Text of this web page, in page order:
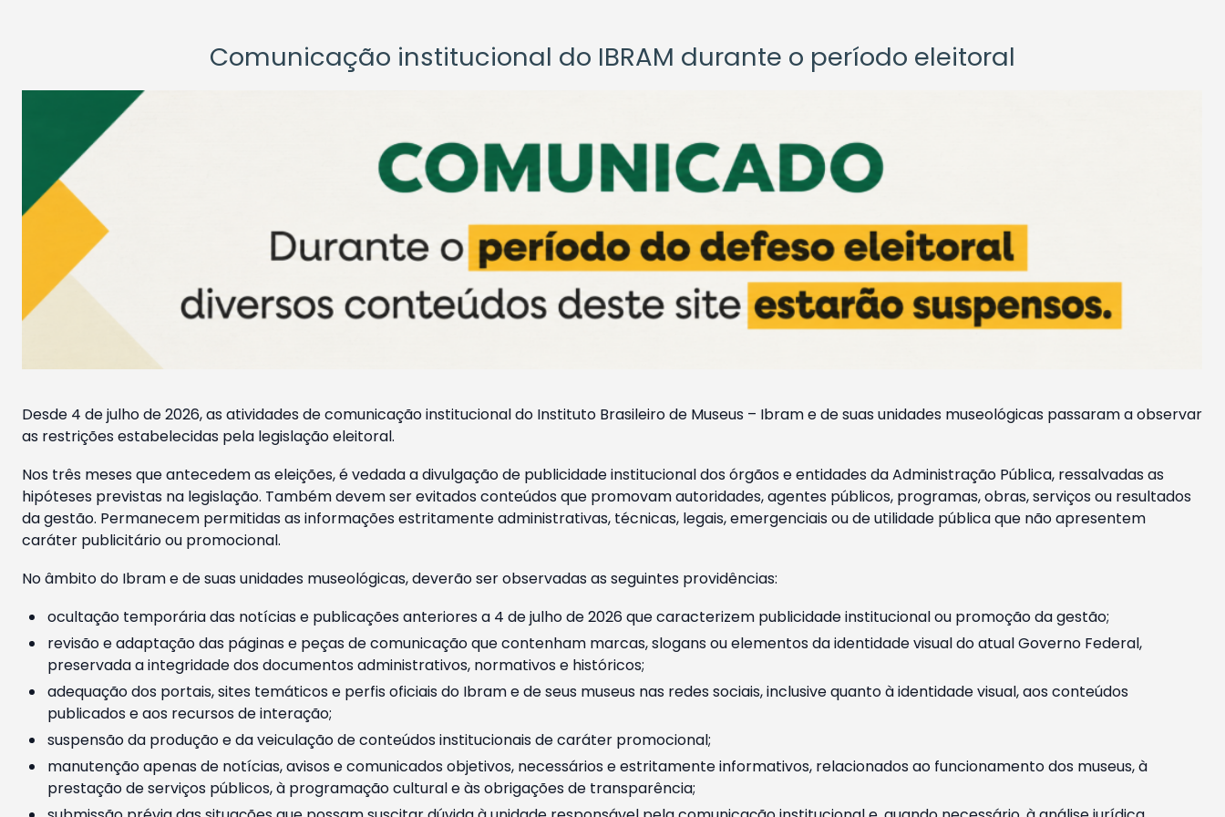
Comunicação institucional do IBRAM durante o período eleitoral
Desde 4 de julho de 2026, as atividades de comunicação institucional do Instituto Brasileiro de Museus – Ibram e de suas unidades museológicas passaram a observar
as restrições estabelecidas pela legislação eleitoral.
Nos três meses que antecedem as eleições, é vedada a divulgação de publicidade institucional dos órgãos e entidades da Administração Pública, ressalvadas as
hipóteses previstas na legislação. Também devem ser evitados conteúdos que promovam autoridades, agentes públicos, programas, obras, serviços ou resultados
da gestão. Permanecem permitidas as informações estritamente administrativas, técnicas, legais, emergenciais ou de utilidade pública que não apresentem
caráter publicitário ou promocional.
No âmbito do Ibram e de suas unidades museológicas, deverão ser observadas as seguintes providências:
ocultação temporária das notícias e publicações anteriores a 4 de julho de 2026 que caracterizem publicidade institucional ou promoção da gestão;
revisão e adaptação das páginas e peças de comunicação que contenham marcas, slogans ou elementos da identidade visual do atual Governo Federal,
preservada a integridade dos documentos administrativos, normativos e históricos;
adequação dos portais, sites temáticos e perfis oficiais do Ibram e de seus museus nas redes sociais, inclusive quanto à identidade visual, aos conteúdos
publicados e aos recursos de interação;
suspensão da produção e da veiculação de conteúdos institucionais de caráter promocional;
manutenção apenas de notícias, avisos e comunicados objetivos, necessários e estritamente informativos, relacionados ao funcionamento dos museus, à
prestação de serviços públicos, à programação cultural e às obrigações de transparência;